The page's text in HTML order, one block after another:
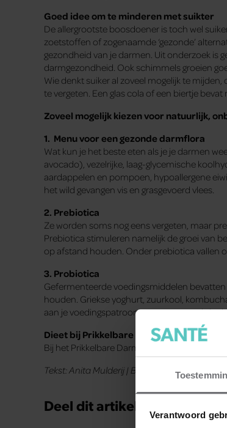
Verantwoord
Goed idee om te minderen met suikter
De allergrootste boosdoener is toch wel
zoetstoffen of zogenaamde ‘gezonde’
gezondheid van je darmen. Uit onderzoek is
darmgezondheid. Ook schimmels groeien
Wie denkt suiker al zoveel mogelijk te
te vergeten. Een glas cola of een biertje
Zoveel mogelijk kiezen voor natuurlijk,
1. Menu voor een gezonde darmflora
Wat kun je het beste eten als je je darmen
avocado), vezelrijke, laag-glycemische
aardappelen en pompoen, hypoallergene
het wild gevangen vis en grasgevoerd vlees.
2. Prebiotica
Ze worden soms nog eens vergeten, maar
Prebiotica stimuleren namelijk de groei van
op afstand houden. Onder prebiotica vallen
3. Probiotica
Gefermenteerde voedingsmiddelen
houden. Griekse yoghurt, zuurkool,
aan je voedingspatroon toe te voegen als je
Dieet bij Prikkelbare Darm Syndroom
Bij het Prikkelbare Darm Syndroom zou het
Tekst: Anita Mulderij | Beeld: gettyimages
Deel dit artikel op social